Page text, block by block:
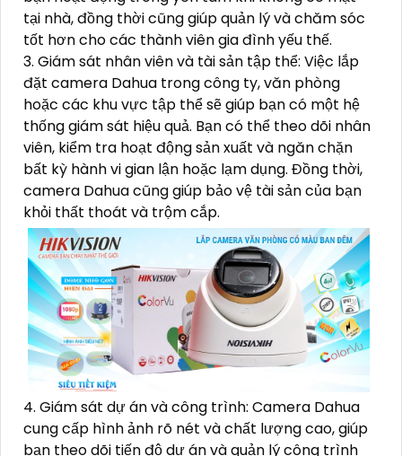
tại nhà, đồng thời cũng giúp quản lý và chăm sóc
tốt hơn cho các thành viên gia đình yếu thế.
3. Giám sát nhân viên và tài sản tập thể: Việc lắp
đặt camera Dahua trong công ty, văn phòng
hoặc các khu vực tập thể sẽ giúp bạn có một hệ
thống giám sát hiệu quả. Bạn có thể theo dõi nhân
viên, kiểm tra hoạt động sản xuất và ngăn chặn
bất kỳ hành vi gian lận hoặc lạm dụng. Đồng thời,
camera Dahua cũng giúp bảo vệ tài sản của bạn
khỏi thất thoát và trộm cắp.
4. Giám sát dự án và công trình: Camera Dahua
cung cấp hình ảnh rõ nét và chất lượng cao, giúp
bạn theo dõi tiến độ dự án và quản lý công trình